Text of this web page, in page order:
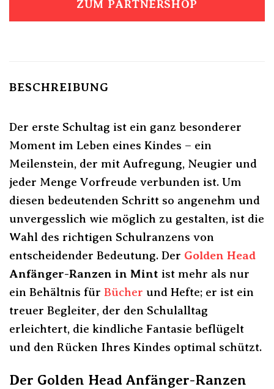
ZUM PARTNERSHOP
BESCHREIBUNG
Der erste Schultag ist ein ganz besonderer
Moment im Leben eines Kindes – ein
Meilenstein, der mit Aufregung, Neugier und
jeder Menge Vorfreude verbunden ist. Um
diesen bedeutenden Schritt so angenehm und
unvergesslich wie möglich zu gestalten, ist die
Wahl des richtigen Schulranzens von
entscheidender Bedeutung. Der Golden Head
Anfänger-Ranzen in Mint ist mehr als nur
ein Behältnis für Bücher und Hefte; er ist ein
treuer Begleiter, der den Schulalltag
erleichtert, die kindliche Fantasie beflügelt
und den Rücken Ihres Kindes optimal schützt.
Der Golden Head Anfänger-Ranzen